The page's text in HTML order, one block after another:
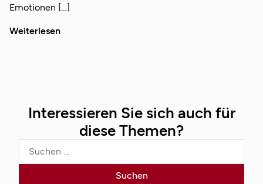
Emotionen
Weiterlesen
Interessieren Sie sich auch für
diese Themen?